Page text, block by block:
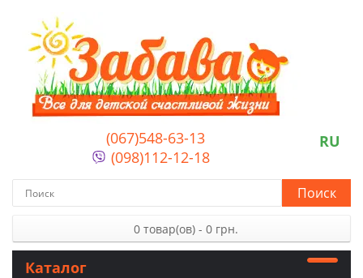
(067)548-63-13
(098)112-12-18
RU
Поиск
0 товар(ов) - 0 грн.
Каталог